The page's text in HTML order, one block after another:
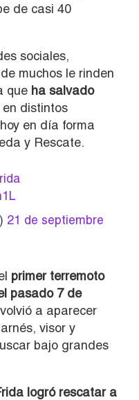
de casi 40
sociales,
muchos le rinden
que ha salvado
en distintos
en día forma
y Rescate.
21 de septiembre
primer terremoto
pasado 7 de
a aparecer
visor y
bajo grandes
logró rescatar a